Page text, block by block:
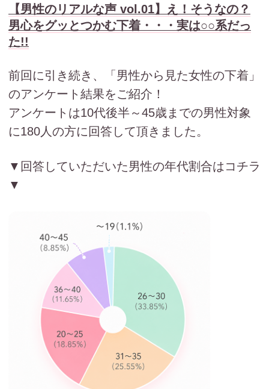
【男性のリアルな声 vol.01】え！そうなの？
男心をグッとつかむ下着・・・実は○○系だっ
た!!
前回に引き続き、「男性から見た女性の下着」
のアンケート結果をご紹介！
アンケートは10代後半～45歳までの男性対象
に180人の方に回答して頂きました。
▼回答していただいた男性の年代割合はコチラ
▼